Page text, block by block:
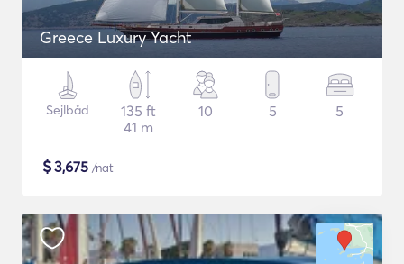
Greece Luxury Yacht
Sejlbåd
135 ft
41 m
10 5 5
$3,675 /nat